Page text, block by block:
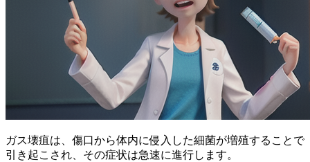
ガス壊疽は、 傷口から体内に侵入した細菌が増殖することで
引き起こされ、その症状は急速に進行します。